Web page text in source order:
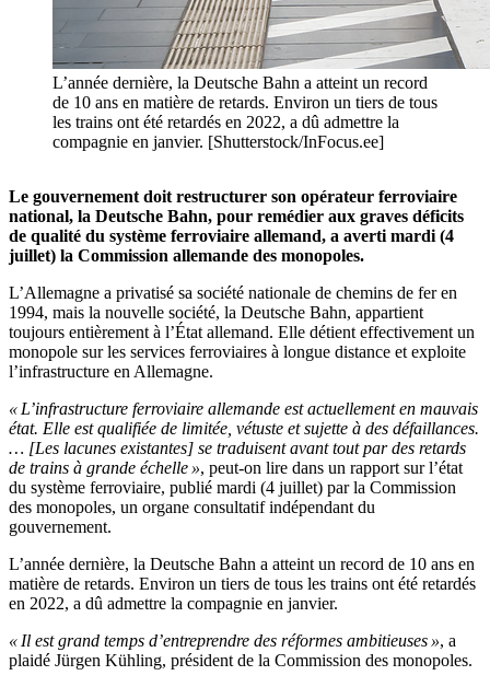
L’année dernière, la Deutsche Bahn a atteint un record
de 10 ans en matière de retards. Environ un tiers de tous
les trains ont été retardés en 2022, a dû admettre la
compagnie en janvier. [Shutterstock/InFocus.ee]
Le gouvernement doit restructurer son opérateur ferroviaire
national, la Deutsche Bahn, pour remédier aux graves déficits
de qualité du système ferroviaire allemand, a averti mardi (4
juillet) la Commission allemande des monopoles.
L’Allemagne a privatisé sa société nationale de chemins de fer en
1994, mais la nouvelle société, la Deutsche Bahn, appartient
toujours entièrement à l’État allemand. Elle détient effectivement un
monopole sur les services ferroviaires à longue distance et exploite
l’infrastructure en Allemagne.
« L’infrastructure ferroviaire allemande est actuellement en mauvais
état. Elle est qualifiée de limitée, vétuste et sujette à des défaillances.
… [Les lacunes existantes] se traduisent avant tout par des retards
de trains à grande échelle », peut-on lire dans un rapport sur l’état
du système ferroviaire, publié mardi (4 juillet) par la Commission
des monopoles, un organe consultatif indépendant du
gouvernement.
L’année dernière, la Deutsche Bahn a atteint un record de 10 ans en
matière de retards. Environ un tiers de tous les trains ont été retardés
en 2022, a dû admettre la compagnie en janvier.
« Il est grand temps d’entreprendre des réformes ambitieuses », a
plaidé Jürgen Kühling, président de la Commission des monopoles.